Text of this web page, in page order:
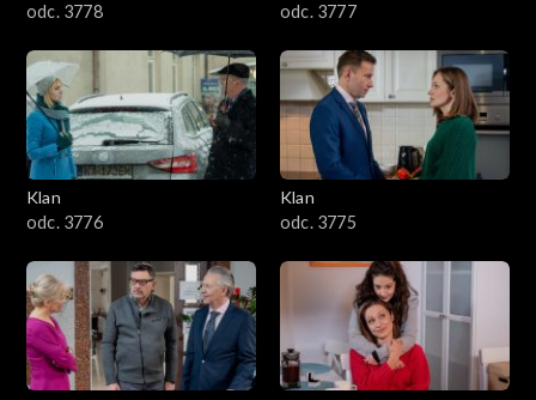
501–600
401–500
301–400
201–300
101–200
1–100
odc. 3778
odc. 3777
Klan
odc. 3776
Klan
odc. 3775